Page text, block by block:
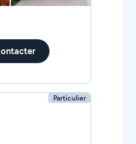
Particulier